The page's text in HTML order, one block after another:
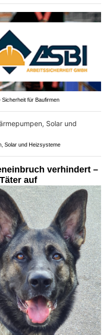
für Baufirmen
Solar und Heizsysteme
verhindert –
auf